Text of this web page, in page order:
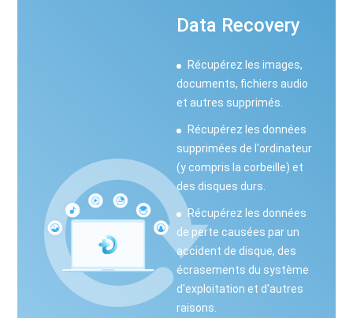
Data Recovery
Récupérez les images,
documents, fichiers audio
et autres supprimés.
Récupérez les données
supprimées de l'ordinateur
(y compris la corbeille) et
des disques durs.
Récupérez les données
de perte causées par un
accident de disque, des
écrasements du système
d'exploitation et d'autres
raisons.